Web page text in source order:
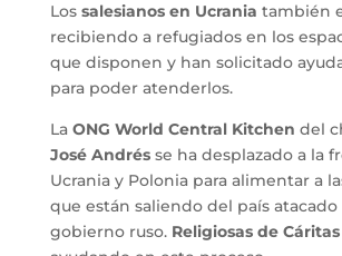
Los salesianos en Ucrania también
recibiendo a refugiados en los
que disponen y han solicitado
para poder atenderlos.
La ONG World Central Kitchen del
José Andrésse ha desplazado a la
Ucrania y Polonia para alimentar a
que están saliendo del país atacado
gobierno ruso. Religiosas de Cáritas